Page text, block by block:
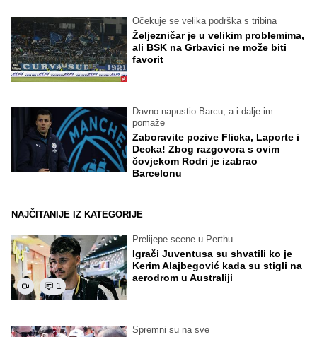
Očekuje se velika podrška s tribina
Željezničar je u velikim problemima,
ali BSK na Grbavici ne može biti
favorit
Davno napustio Barcu, a i dalje im
pomaže
Zaboravite pozive Flicka, Laporte i
Decka! Zbog razgovora s ovim
čovjekom Rodri je izabrao
Barcelonu
NAJČITANIJE IZ KATEGORIJE
1
Prelijepe scene u Perthu
Igrači Juventusa su shvatili ko je
Kerim Alajbegović kada su stigli na
aerodrom u Australiji
Spremni su na sve